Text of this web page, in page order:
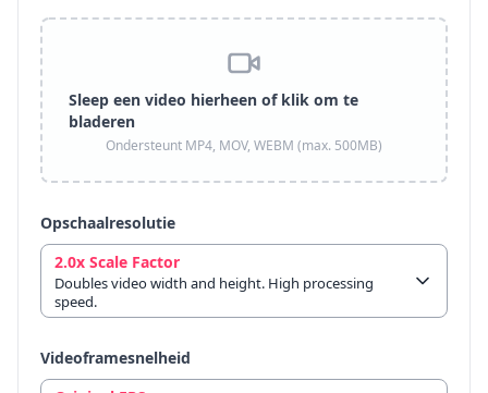
Sleep een video hierheen of klik om te
bladeren
Ondersteunt MP4, MOV, WEBM (max. 500MB)
Opschaalresolutie
2.0x Scale Factor
Doubles video width and height. High processing
speed.
Videoframesnelheid